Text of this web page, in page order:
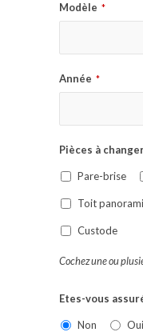
Modèle *
Année *
Pièces à
Pare-brise
Toit
Custode
Cochez une ou
Etes-vous
Non Oui